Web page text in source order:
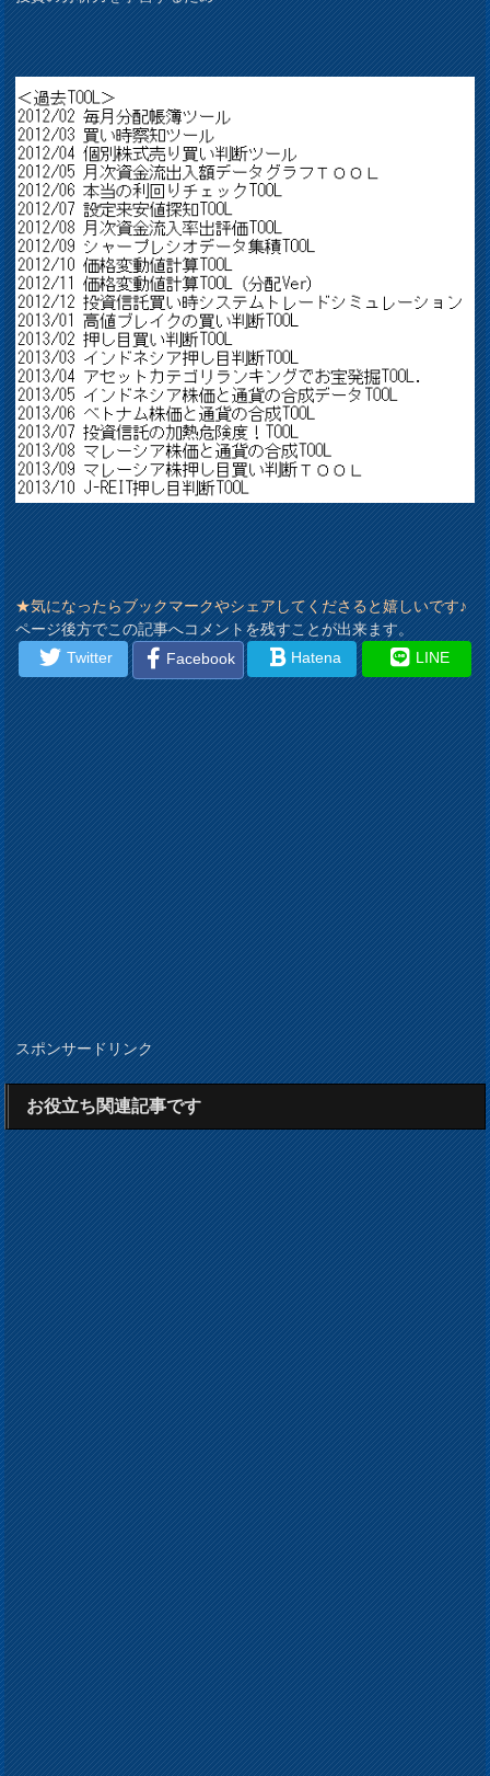
★気になったらブックマークやシェアしてくださると嬉しいです♪
ページ後方でこの記事へコメントを残すことが出来ます。
Twitter
Facebook Hatena LINE
スポンサードリンク
お役立ち関連記事です